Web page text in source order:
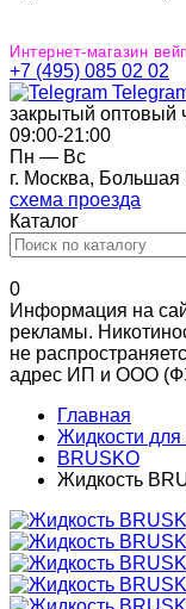
Интернет-магазин
+7 (495) 085 02 02
закрытый оптовый
09:00‐21:00
Пн — Вс
г. Москва, Большая
схема проезда
Каталог
0
Информация на
рекламы.
не
адрес ИП и ООО
Главная
Жидкости для
BRUSKO
Жидкость